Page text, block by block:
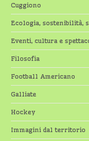
Cuggiono
Ecologia, sostenibilità,
Eventi, cultura e
Filosofia
Football Americano
Galliate
Hockey
Immagini dal territorio